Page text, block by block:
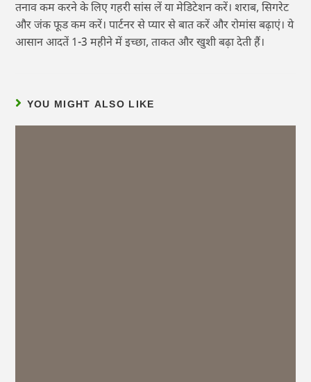
तनाव कम करने के लिए गहरी सांस लें या मेडिटेशन करें। शराब, सिगरेट
और जंक फूड कम करें। पार्टनर से प्यार से बात करें और रोमांस बढ़ाएं। ये
आसान आदतें 1-3 महीने में इच्छा, ताकत और खुशी बढ़ा देती हैं।
YOU MIGHT ALSO LIKE